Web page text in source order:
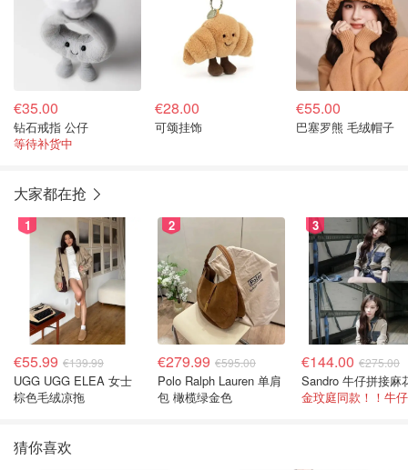
€35.00
钻石戒指 公仔
等待补货中
€28.00
可颂挂饰
€55.00
巴塞罗熊 毛绒帽子
大家都在抢
1
€55.99 €139.99
UGG UGG ELEA 女士
棕色毛绒凉拖
2
€279.99 €595.00
Polo Ralph Lauren 单肩
包 橄榄绿金色
3
€144.00 €275.00
猜你喜欢